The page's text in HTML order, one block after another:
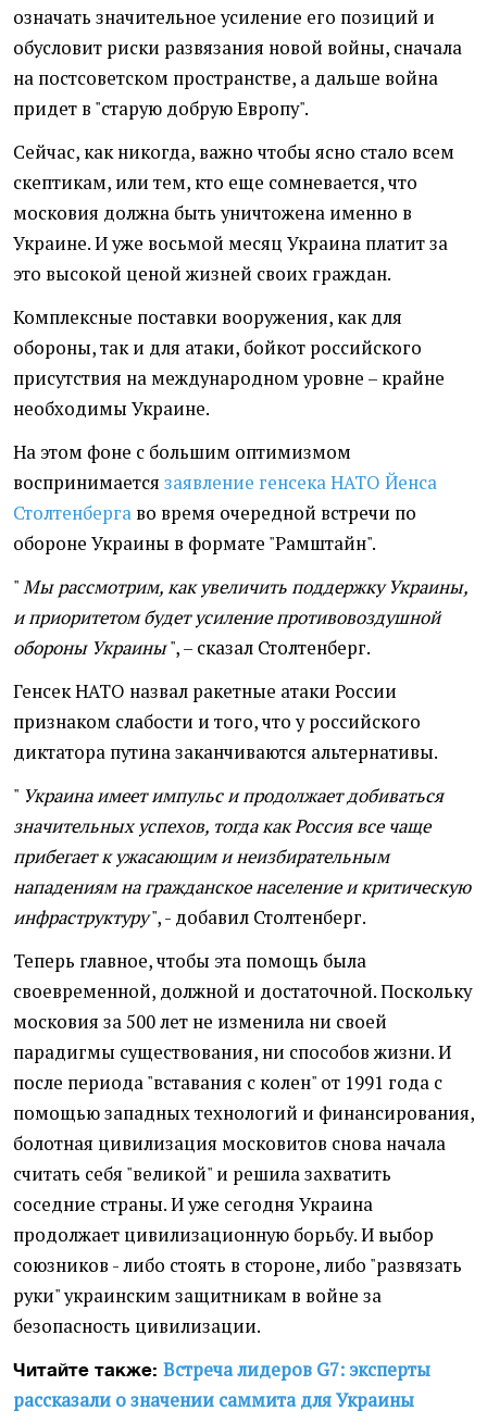
означать значительное усиление его позиций и
обусловит риски развязания новой войны, сначала
на постсоветском пространстве, а дальше война
придет в "старую добрую Европу".
Сейчас, как никогда, важно чтобы ясно стало всем
скептикам, или тем, кто еще сомневается, что
московия должна быть уничтожена именно в
Украине. И уже восьмой месяц Украина платит за
это высокой ценой жизней своих граждан.
Комплексные поставки вооружения, как для
обороны, так и для атаки, бойкот российского
присутствия на международном уровне – крайне
необходимы Украине.
На этом фоне с большим оптимизмом
воспринимается заявление генсека НАТО Йенса
Столтенберга во время очередной встречи по
обороне Украины в формате "Рамштайн".
"Мы рассмотрим, как увеличить поддержку Украины,
и приоритетом будет усиление противовоздушной
обороны Украины", – сказал Столтенберг.
Генсек НАТО назвал ракетные атаки России
признаком слабости и того, что у российского
диктатора путина заканчиваются альтернативы.
" Украина имеет импульс и продолжает добиваться
значительных успехов, тогда как Россия все чаще
прибегает к ужасающим и неизбирательным
нападениям на гражданское население и критическую
инфраструктуру", - добавил Столтенберг.
Теперь главное, чтобы эта помощь была
своевременной, должной и достаточной. Поскольку
московия за 500 лет не изменила ни своей
парадигмы существования, ни способов жизни. И
после периода "вставания с колен" от 1991 года с
помощью западных технологий и финансирования,
болотная цивилизация московитов снова начала
считать себя "великой" и решила захватить
соседние страны. И уже сегодня Украина
продолжает цивилизационную борьбу. И выбор
союзников - либо стоять в стороне, либо "развязать
руки" украинским защитникам в войне за
безопасность цивилизации.
Читайте также: Встреча лидеров G7: эксперты
рассказали о значении саммита для Украины